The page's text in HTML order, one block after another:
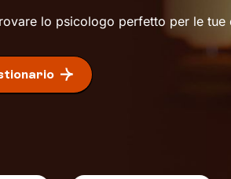
lo psicologo perfetto per le tue